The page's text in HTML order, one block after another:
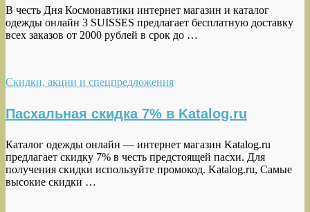
В честь Дня Космонавтики интернет магазин и каталог
одежды онлайн 3 SUISSES предлагает бесплатную доставку
всех заказов от 2000 рублей в срок до …
Скидки, акции и спецпредложения
Пасхальная скидка 7% в Katalog.ru
Каталог одежды онлайн — интернет магазин Katalog.ru
предлагает скидку 7% в честь предстоящей пасхи. Для
получения скидки используйте промокод. Katalog.ru, Самые
высокие скидки …